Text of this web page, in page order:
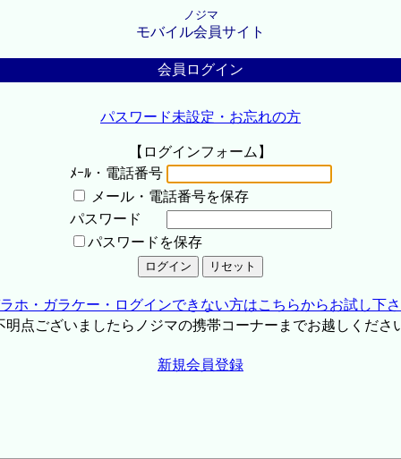
ノジマ
モバイル会員サイト
会員ログイン
パスワード未設定・お忘れの方
【ログインフォーム】
ﾒｰﾙ・電話番号
メール・電話番号を保存
パスワード
パスワードを保存
ホ・ガラケー・ログインできない方はこちらからお試し下
点ございましたらノジマの携帯コーナーまでお越しくださ
新規会員登録